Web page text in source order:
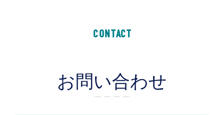
CONTACT
お問い合わせ
ー ー ー ー